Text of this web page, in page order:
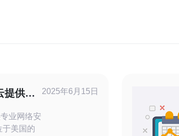
提供专
业网络安
2025年6月15日